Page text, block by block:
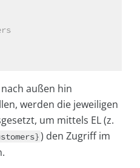
außen hin
werden die jeweiligen
um mittels EL (z.
) den Zugriff im